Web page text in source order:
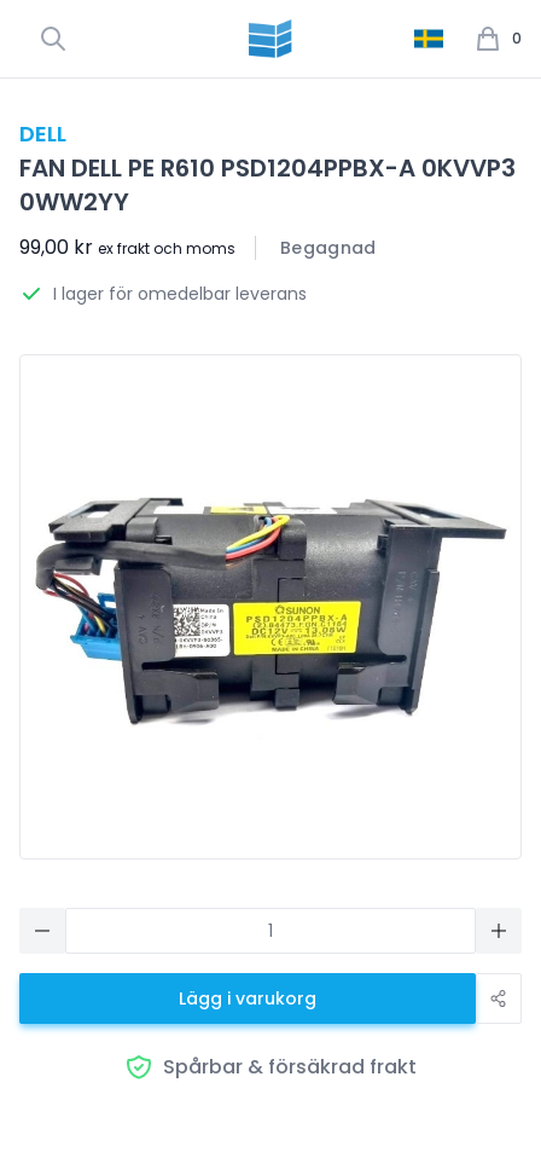
0
DELL
FAN DELL PE R610 PSD1204PPBX-A 0KVVP3
0WW2YY
99,00 kr ex frakt och moms
Begagnad
I lager för omedelbar leverans
Lägg i varukorg
Spårbar & försäkrad frakt